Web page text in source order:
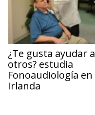
¿Te gusta ayudar a
otros? estudia
Fonoaudiología en
Irlanda